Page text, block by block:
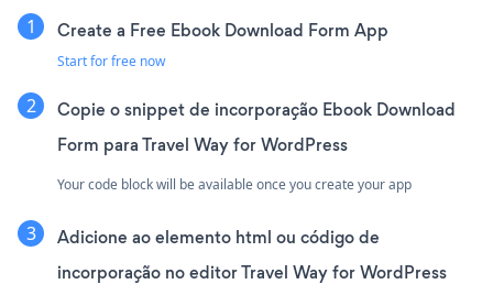
Create a Free Ebook Download Form App
Start for free now
Copie o snippet de incorporação Ebook Download
Form para Travel Way for WordPress
Your code block will be available once you create your app
Adicione ao elemento html ou código de
incorporação no editor Travel Way for WordPress